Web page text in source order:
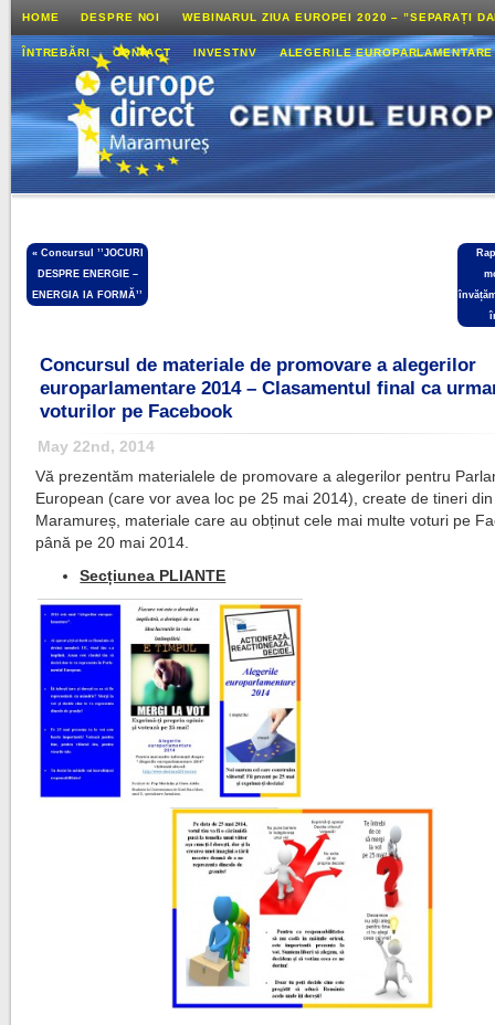
HOME DESPRE NOI WEBINARUL ZIUA EUROPEI 2020 – ”SEPARAȚI
ÎNTREBĂRI CONTACT INVESTNV ALEGERILE
« Concursul ’’JOCURI
DESPRE ENERGIE –
ENERGIA IA FORMĂ’’
Concursul de materiale de promovare a alegerilor
europarlamentare 2014 – Clasamentul final ca
voturilor pe Facebook
May 22nd, 2014
Vă prezentăm materialele de promovare a alegerilor pentru
European (care vor avea loc pe 25 mai 2014), create de tineri
Maramureș, materiale care au obținut cele mai multe voturi pe
până pe 20 mai 2014.
Secțiunea PLIANTE